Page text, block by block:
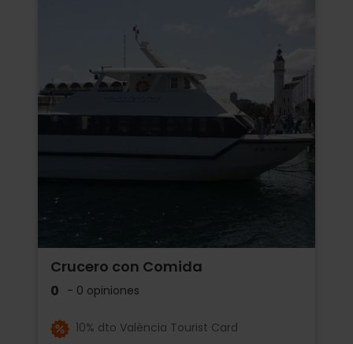
Crucero con Comida
0 - 0 opiniones
10% dto València Tourist Card